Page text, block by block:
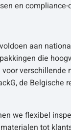
en compliance-
aan
die
verschillende
de Belgische
we flexibel
tot